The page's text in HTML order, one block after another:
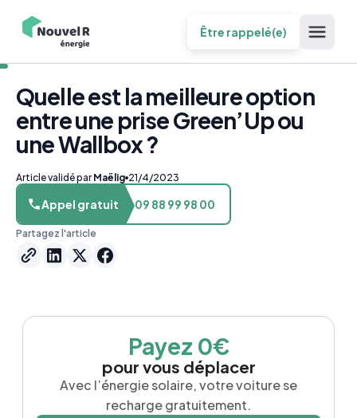
Être rappelé(e)
Quelle est la meilleure option
entre une prise Green’Up ou
une Wallbox ?
Article validé par Maëlig 21/4/2023
Appel gratuit 09 88 99 98 00
Partagez l'article
Payez 0€
pour vous déplacer
Avec l’énergie solaire, votre voiture se
recharge gratuitement.